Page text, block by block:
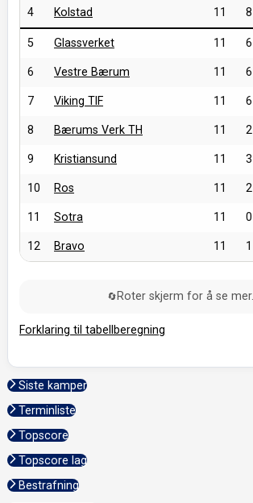
4 Kolstad 11 8
5 Glassverket 11 6
6 Vestre Bærum 11 6
7 Viking TIF 11 6
8 Bærums Verk TH 11 2
9 Kristiansund 11 3
10 Ros 11 2
11 Sotra 11 0
12 Bravo 11 1
🔄 Roter skjerm for å se mer.
Forklaring til tabellberegning
Siste kamper
Terminliste
Topscore
Topscore lag
Bestrafning